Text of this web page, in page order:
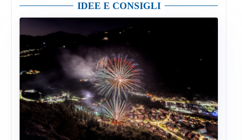
IDEE E CONSIGLI